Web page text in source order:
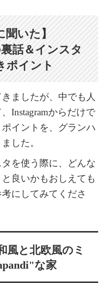
聞いた】
話＆インスタ
ポイント
ましたが、中でも人
Instagramからだけで
イントを、グランハ
した。
を使う際に、どんな
良いかもおしえても
にしてみてくださ
風と北欧風のミ
な家